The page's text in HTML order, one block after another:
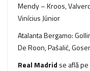
Mendy – Kroos,
Vinícius Júnior
Atalanta Bergamo:
De Roon, Pašalić,
Real Madrid se află